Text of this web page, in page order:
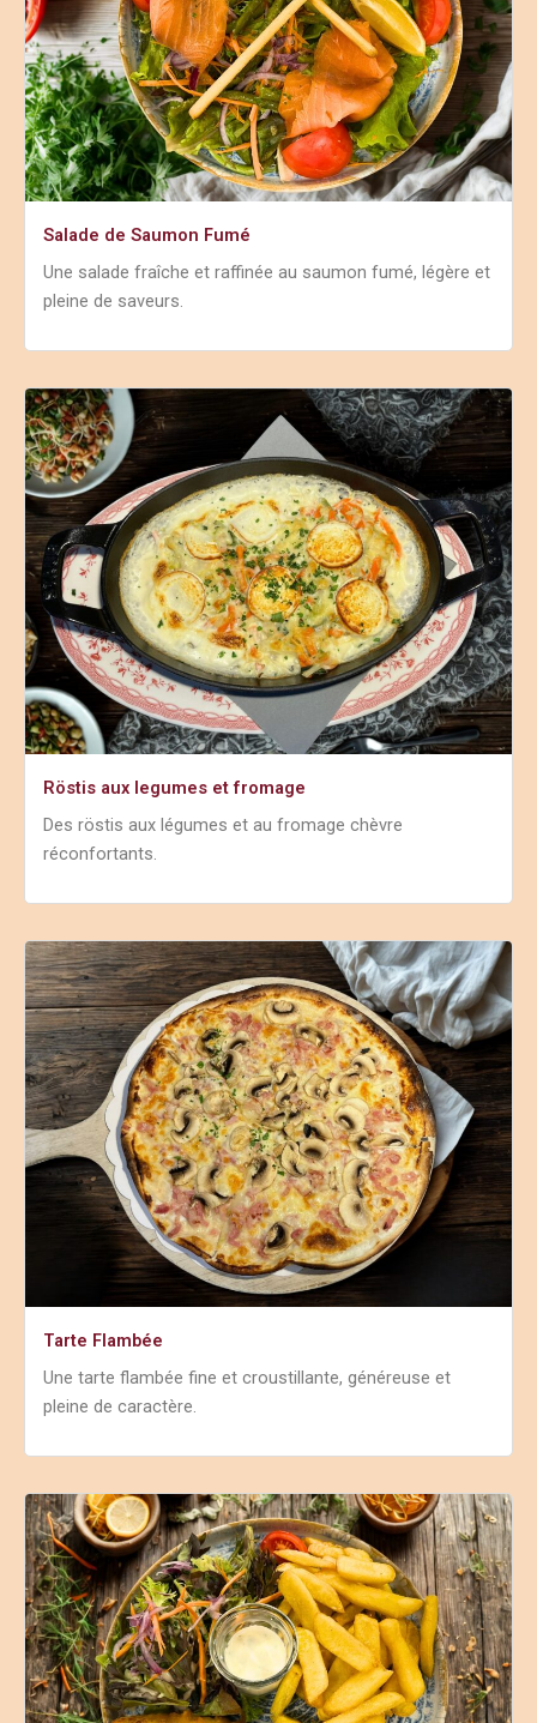
Salade de Saumon Fumé
Une salade fraîche et raffinée au saumon fumé, légère et
pleine de saveurs.
Röstis aux legumes et fromage
Des röstis aux légumes et au fromage chèvre
réconfortants.
Tarte Flambée
Une tarte flambée fine et croustillante, généreuse et
pleine de caractère.